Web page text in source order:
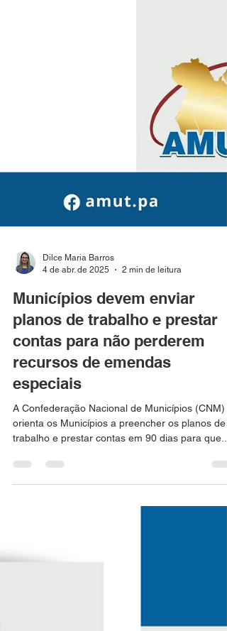
4 de abr. de 2025
2 min de leitura
Municípios devem enviar
planos de trabalho e prestar
contas para não perderem
recursos de emendas
especiais
A Confederação Nacional de Municípios (CNM)
trabalho e prestar contas em 90 dias para que...